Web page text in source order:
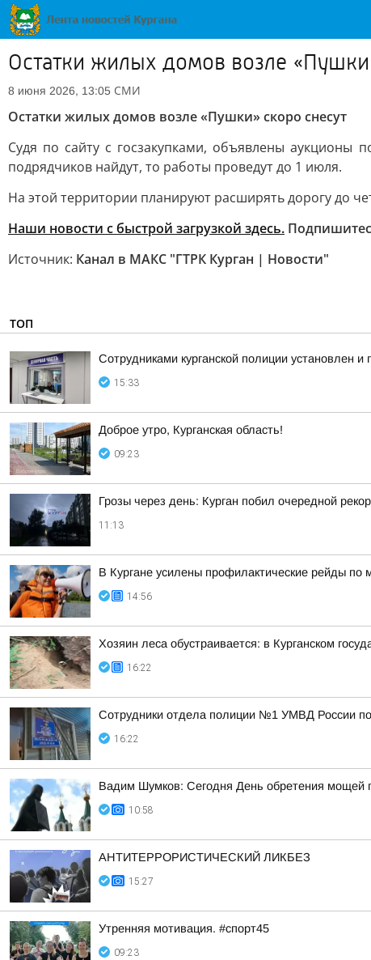
Остатки жилых домов возле
8 июня 2026, 13:05 СМИ
Остатки жилых домов возле «Пушки» скоро снесут
Судя по сайту с госзакупками, объявлены аукционы
подрядчиков найдут, то работы проведут до 1 июля.
На этой территории планируют расширять дорогу до
Наши новости с быстрой загрузкой здесь.
Источник: Канал в МАКС "ГТРК Курган | Новости"
ТОП
Сотрудниками курганской полиции установлен
15:33
Доброе утро, Курганская область!
09:23
Грозы через день: Курган побил очередной
11:13
В Кургане усилены профилактические рейды по
14:56
Хозяин леса обустраивается: в Курганском
16:22
Сотрудники отдела полиции №1 УМВД России по
16:22
Вадим Шумков: Сегодня День обретения мощей
10:58
АНТИТЕРРОРИСТИЧЕСКИЙ ЛИКБЕЗ
15:27
Утренняя мотивация. #спорт45
09:23